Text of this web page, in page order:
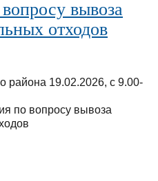
вывоза
отходов
района 19.02.2026, с 9.00-
по вопросу вывоза